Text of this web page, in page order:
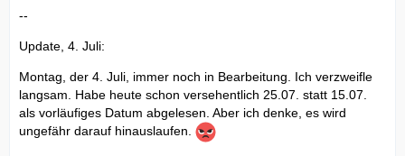
--
Update, 4. Juli:
Montag, der 4. Juli, immer noch in Bearbeitung. Ich verzweifle
langsam. Habe heute schon versehentlich 25.07. statt 15.07.
als vorläufiges Datum abgelesen. Aber ich denke, es wird
ungefähr darauf hinauslaufen.